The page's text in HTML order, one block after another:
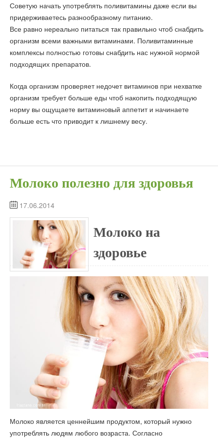
Советую начать употреблять поливитамины даже если вы
придерживаетесь разнообразному питанию.
Все равно нереально питаться так правильно чтоб снабдить
организм всеми важными витаминами. Поливитаминные
комплексы полностью готовы снабдить нас нужной нормой
подходящих препаратов.
Когда организм проверяет недочет витаминов при нехватке
организм требует больше еды чтоб накопить подходящую
норму вы ощущаете витаминовый аппетит и начинаете
больше есть что приводит к лишнему весу.
Молоко полезно для здоровья
17.06.2014
Молоко на
здоровье
Молоко является ценнейшим продуктом, который нужно
употреблять людям любого возраста. Согласно